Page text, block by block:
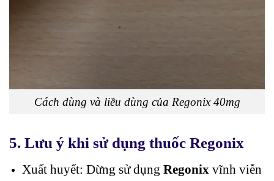
Cách dùng và liều dùng của Regonix 40mg
5. Lưu ý khi sử dụng thuốc Regonix
Xuất huyết: Dừng sử dụng Regonix vĩnh viễn